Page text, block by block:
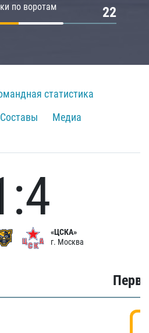
по воротам 22
статистика
Составы
Медиа
«ЦСКА»
г. Москва